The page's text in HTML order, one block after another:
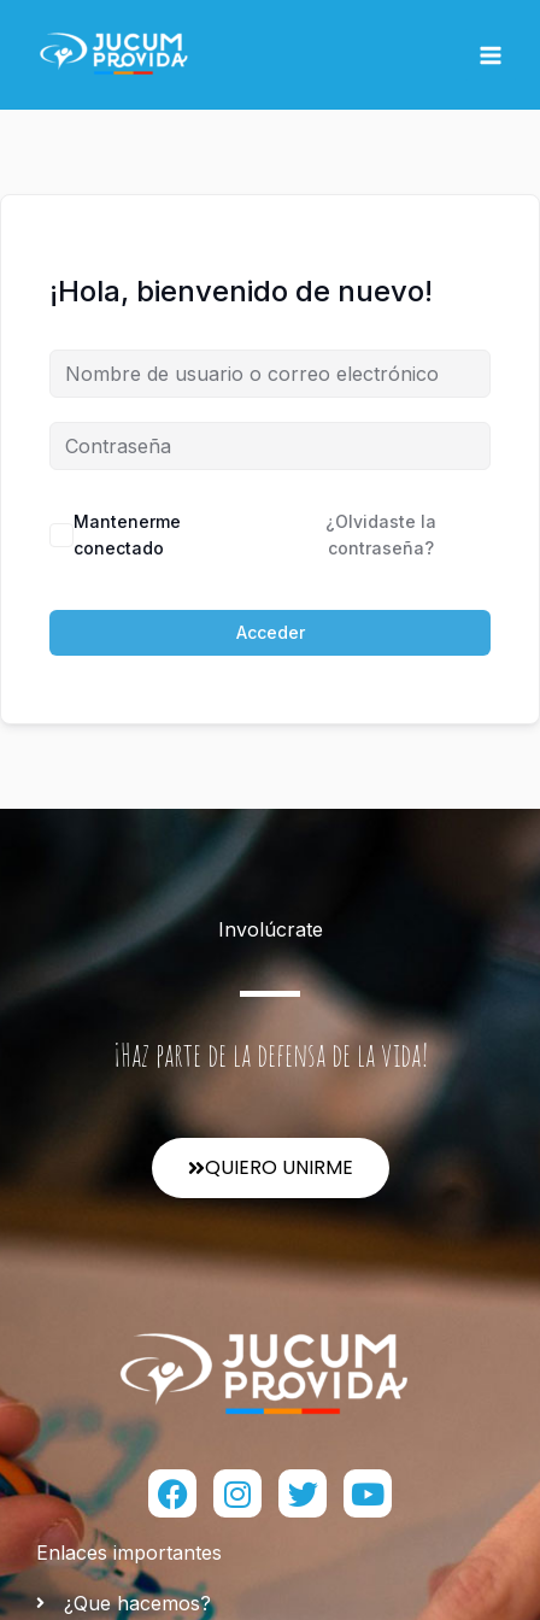
contenido
¡Hola, bienvenido de nuevo!
Mantenerme
conectado
¿Olvidaste la
contraseña?
Acceder
Involúcrate
¡Haz parte de la defensa de la vida!
QUIERO UNIRME
Facebook
Instagram
TwitterYoutube
Enlaces importantes
¿Que hacemos?